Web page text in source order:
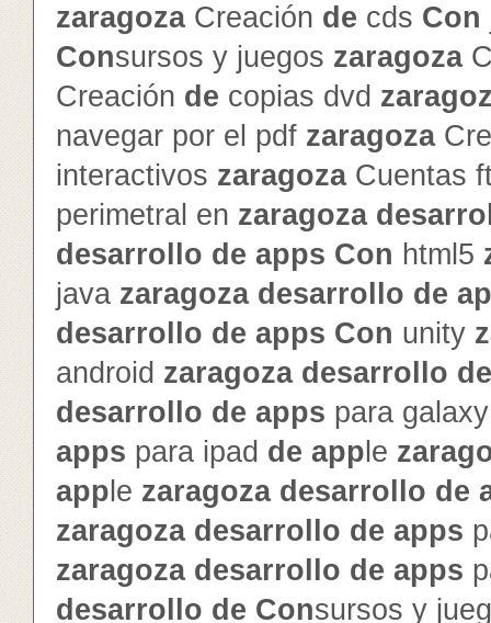
zaragozaCreación de cds Con
Consursos y juegos zaragoza
Creación de copias dvd
navegar por el pdf zaragoza
interactivos zaragozaCuentas
perimetral en zaragoza de
desarrollo de apps Con html5
java zaragoza desarrollo de
desarrollo de apps Con unity
android zaragoza desarrollo de
desarrollo de apps para
apps para ipad de app le
app le zaragoza desarrollo de
zaragoza desarrollo de apps
zaragoza desarrollo de apps
desarrollo de Consursos y